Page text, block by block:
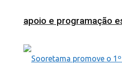
apoio e programação